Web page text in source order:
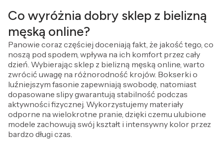
Co wyróżnia dobry sklep z bielizną
męską online?
Panowie coraz częściej doceniają fakt, że jakość tego, co
noszą pod spodem, wpływa na ich komfort przez cały
dzień. Wybierając sklep z bielizną męską online, warto
zwrócić uwagę na różnorodność krojów. Bokserki o
luźniejszym fasonie zapewniają swobodę, natomiast
dopasowane slipy gwarantują stabilność podczas
aktywności fizycznej. Wykorzystujemy materiały
odporne na wielokrotne pranie, dzięki czemu ulubione
modele zachowują swój kształt i intensywny kolor przez
bardzo długi czas.